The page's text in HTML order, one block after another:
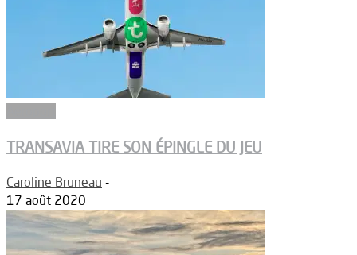
TRANSAVIA TIRE SON ÉPINGLE DU JEU
Caroline Bruneau -
17 août 2020